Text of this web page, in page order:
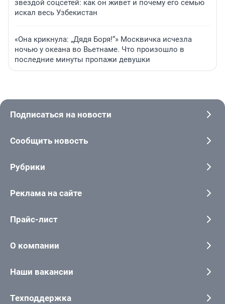
звездой соцсетей: как он живет и почему его семью
искал весь Узбекистан
«Она крикнула: „Дядя Боря!“» Москвичка исчезла
ночью у океана во Вьетнаме. Что произошло в
последние минуты пропажи девушки
Подписаться на новости
Сообщить новость
Рубрики
Реклама на сайте
Прайс-лист
О компании
Наши вакансии
Техподдержка